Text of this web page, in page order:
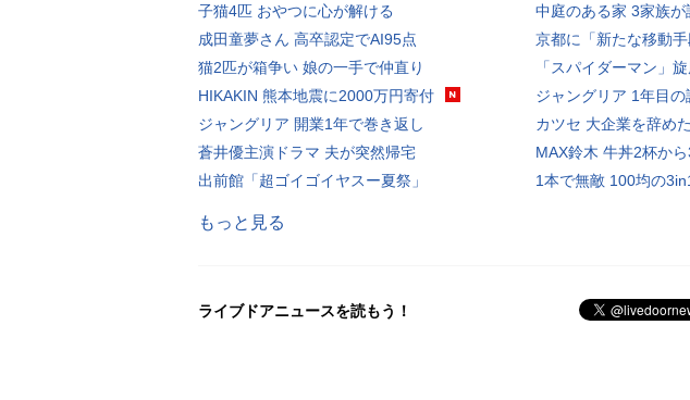
子猫4匹 おやつに心が解ける
成田童夢さん 高卒認定でAI95点
猫2匹が箱争い 娘の一手で仲直り
HIKAKIN 熊本地震に2000万円寄付
ジャングリア 開業1年で巻き返し
蒼井優主演ドラマ 夫が突然帰宅
出前館「超ゴイゴイヤスー夏祭」
中庭のある家 3家族が
京都に「新たな移動
「スパイダーマン」
ジャングリア 1年目の
カツセ 大企業を辞め
MAX鈴木 牛丼2杯か
1本で無敵 100均の
もっと見る
ライブドアニュースを読もう！